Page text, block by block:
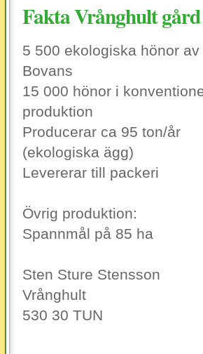
Fakta Vrånghult gård
5 500 ekologiska hönor
Bovans
15 000 hönor i
produktion
Producerar ca 95 ton/år
(ekologiska ägg)
Levererar till packeri
Övrig produktion:
Spannmål på 85 ha
Sten Sture Stensson
Vrånghult
530 30 TUN